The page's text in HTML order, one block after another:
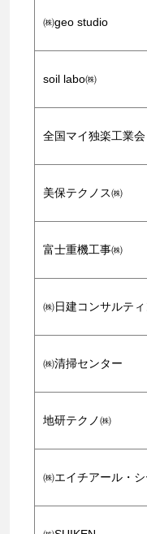
㈱geo studio
soil labo㈱
全国マイ独楽工業会
美保テクノス㈱
富士重機工事㈱
㈱日建コンサルテ
㈱清掃センター
地研テクノ㈱
㈱エイチアール・シ